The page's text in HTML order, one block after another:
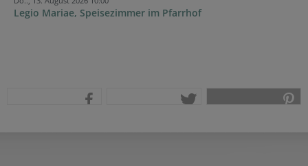
Legio Mariae, Speisezimmer im Pfarrhof